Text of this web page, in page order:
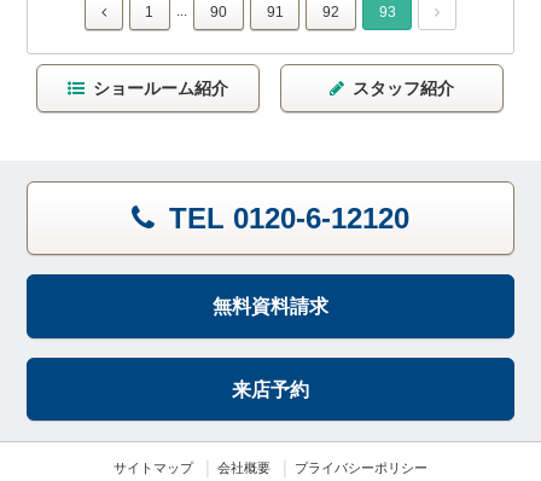
1 ... 90 91 92 93
ショールーム紹介 スタッフ紹介
TEL 0120-6-12120
無料資料請求
来店予約
サイトマップ 会社概要 プライバシーポリシー